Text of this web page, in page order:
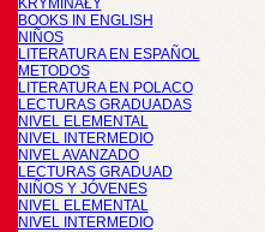
KRYMINAŁY
BOOKS IN ENGLISH
NIÑOS
LITERATURA EN ESPAÑOL
METODOS
LITERATURA EN POLACO
LECTURAS GRADUADAS
NIVEL ELEMENTAL
NIVEL INTERMEDIO
NIVEL AVANZADO
LECTURAS GRADUAD
NIÑOS Y JÓVENES
NIVEL ELEMENTAL
NIVEL INTERMEDIO